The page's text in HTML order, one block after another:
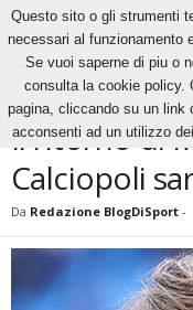
News Il ritorno di
NEWS
Il ritorno di
Calciopoli
Da Redazione BlogDiSport -
Questo sito o gli strumenti
necessari al funzionamento
Se vuoi saperne di piu o
consulta la cookie policy.
pagina, cliccando su un link
acconsenti ad un utilizzo